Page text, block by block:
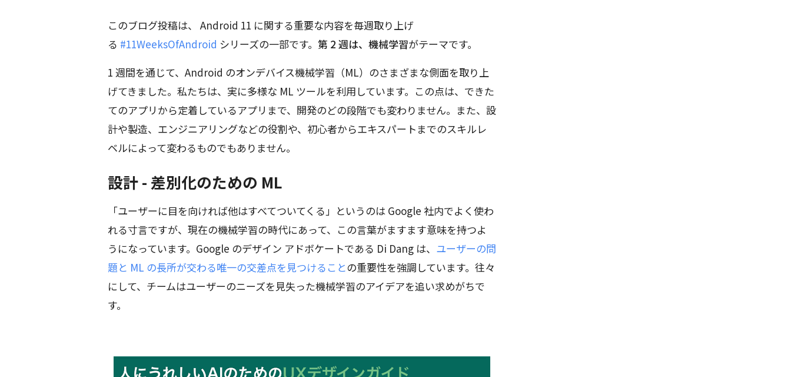
このブログ投稿は、 Android 11 に関する重要な内容を毎週取り上げ
る #11WeeksOfAndroid シリーズの一部です。 第 2 週は、機械学習がテーマです。
1 週間を通じて、Android のオンデバイス機械学習（ML）のさまざまな側面を取り上
げてきました。私たちは、実に多様な ML ツールを利用しています。この点は、できた
てのアプリから定着しているアプリまで、開発のどの段階でも変わりません。また、設
計や製造、エンジニアリングなどの役割や、初心者からエキスパートまでのスキルレ
ベルによって変わるものでもありません。
設計 - 差別化のための ML
「ユーザーに目を向ければ他はすべてついてくる」というのは Google 社内でよく使わ
れる寸言ですが、現在の機械学習の時代にあって、この言葉がますます意味を持つよ
うになっています。Google のデザイン アドボケートである Di Dang は、 ユーザーの問
題と ML の長所が交わる唯一の交差点を見つけることの重要性を強調しています。往々
にして、チームはユーザーのニーズを見失った機械学習のアイデアを追い求めがちで
す。